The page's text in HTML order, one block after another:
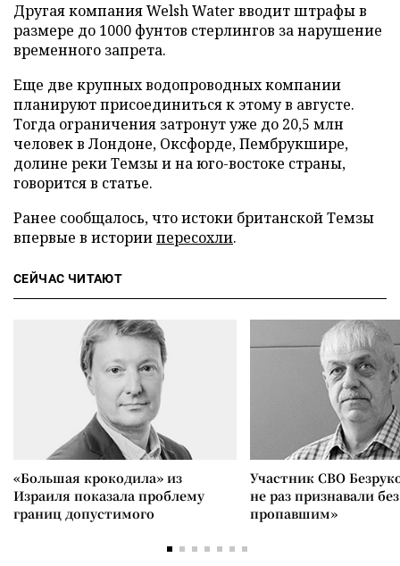
Другая компания Welsh Water вводит штрафы в
размере до 1000 фунтов стерлингов за нарушение
временного запрета.
Еще две крупных водопроводных компании
планируют присоединиться к этому в августе.
Тогда ограничения затронут уже до 20,5 млн
человек в Лондоне, Оксфорде, Пембрукшире,
долине реки Темзы и на юго-востоке страны,
говорится в статье.
Ранее сообщалось, что истоки британской Темзы
впервые в историипересохли.
СЕЙЧАС ЧИТАЮТ
«Большая крокодила» из
Израиля показала проблему
границ допустимого
Участник СВО
не раз признавали
пропавшим»